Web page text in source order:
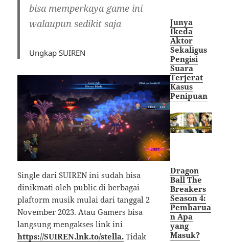
bisa memperkaya game ini
walaupun sedikit saja
Ungkap SUIREN
Single dari SUIREN ini sudah bisa
dinikmati oleh public di berbagai
plaftorm musik mulai dari tanggal 2
November 2023. Atau Gamers bisa
langsung mengakses link ini
https://SUIREN.lnk.to/stella. Tidak
Junya
Ikeda
Aktor
Sekaligus
Pengisi
Suara
Terjerat
Kasus
Penipuan
Dragon
Ball The
Breakers
Season 4:
Pembarua
n Apa
yang
Masuk?